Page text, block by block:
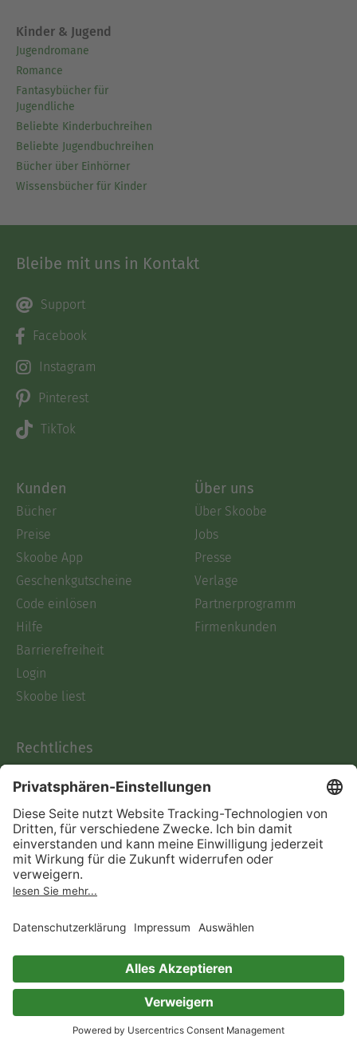
Kinder & Jugend
Jugendromane
Romance
Fantasybücher für
Jugendliche
Beliebte Kinderbuchreihen
Beliebte Jugendbuchreihen
Bücher über Einhörner
Wissensbücher für Kinder
Bleibe mit uns in Kontakt
Support
Facebook
Instagram
Pinterest
TikTok
Kunden
Bücher
Preise
Skoobe App
Geschenkgutscheine
Code einlösen
Hilfe
Barrierefreiheit
Login
Skoobe liest
Über uns
Über Skoobe
Jobs
Presse
Verlage
Partnerprogramm
Firmenkunden
Rechtliches
AGB
Informationen nach Data
Act
Verträge hier kündigen
Impressum
Immer ein gutes Buch